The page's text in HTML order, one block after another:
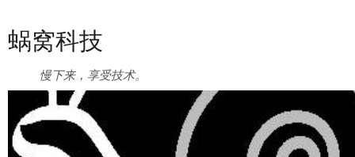
蜗窝科技
慢下来，享受技术。